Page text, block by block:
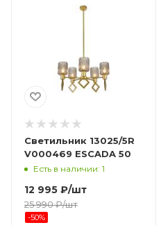
Cветильник 13025/5R
V000469 ESCADA 50
Есть в наличии: 1
12 995 ₽/шт
25 990₽/шт
-50%